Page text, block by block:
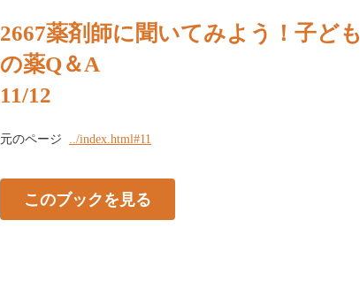
2667薬剤師に聞いてみよう！子ども
の薬Q＆A
11/12
元のページ ../index.html#11
このブックを見る